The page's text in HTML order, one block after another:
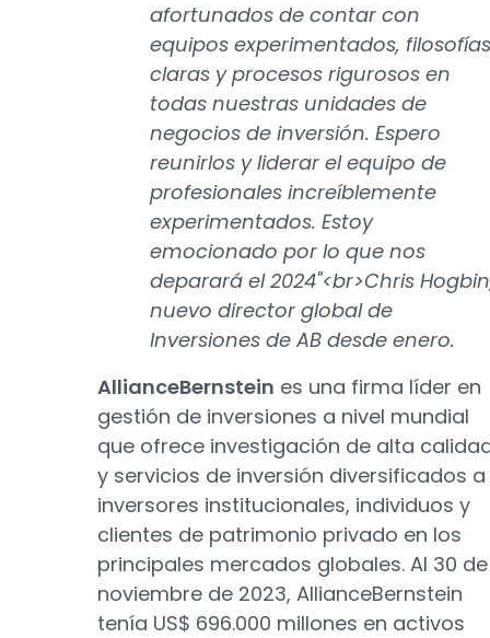
afortunados de contar con
equipos experimentados, filosofías
claras y procesos rigurosos en
todas nuestras unidades de
negocios de inversión. Espero
reunirlos y liderar el equipo de
profesionales increíblemente
experimentados. Estoy
emocionado por lo que nos
deparará el 2024"<br>Chris
nuevo director global de
Inversiones de AB desde enero.
AllianceBernstein es una firma líder en
gestión de inversiones a nivel mundial
que ofrece investigación de alta
y servicios de inversión diversificados a
inversores institucionales, individuos y
clientes de patrimonio privado en los
principales mercados globales. Al 30 de
noviembre de 2023, AllianceBernstein
tenía US$ 696.000 millones en activos